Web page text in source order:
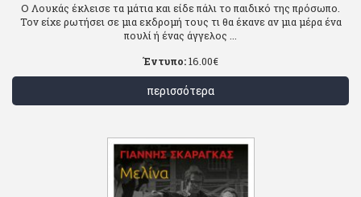
Ο Λουκάς έκλεισε τα μάτια και είδε πάλι το παιδικό της πρόσωπο.
Τον είχε ρωτήσει σε μια εκδρομή τους τι θα έκανε αν μια μέρα ένα
πουλί ή ένας άγγελος ...
Έντυπο:16.00€
περισσότερα